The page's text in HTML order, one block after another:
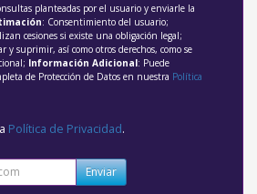
planteadas por el usuario y enviarle la
: Consentimiento del usuario;
cesiones si existe una obligación legal;
y suprimir, así como otros derechos, como se
Información Adicional: Puede
de Protección de Datos en nuestra Política
Política de Privacidad.
Enviar